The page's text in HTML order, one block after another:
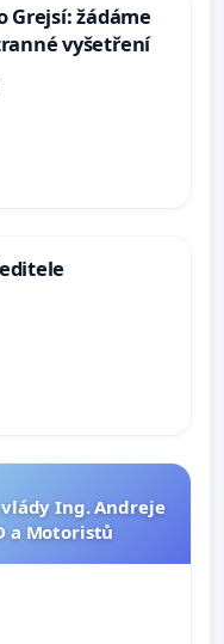
Grejsí: žádáme
vyšetření
Ing. Andreje
a Motoristů